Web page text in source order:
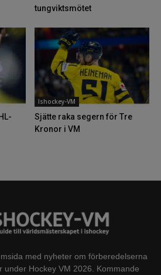
tungviktsmötet
Ishockey-VM
Sjätte raka segern för Tre
Kronor i VM
med nyheter om förberedelserna
under Hockey VM 2026. Kommande